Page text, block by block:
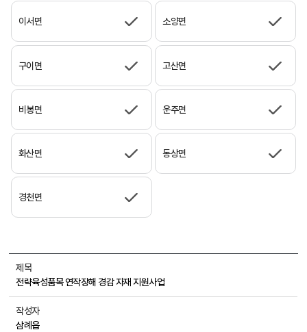
이서면 소양면
구이면 고산면
비봉면 운주면
화산면 동상면
경천면
제목
전략육성품목 연작장해 경감 자재 지원사업
작성자
삼례읍